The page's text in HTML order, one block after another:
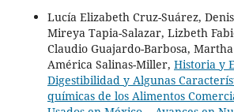
Lucía Elizabeth Cruz-Suárez,
Mireya Tapia-Salazar, Lizbeth
Claudio Guajardo-Barbosa,
América Salinas-Miller, Historia y
Digestibilidad y Algunas
químicas de los Alimentos